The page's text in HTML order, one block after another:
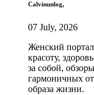
Calvinunlog,
07 July, 2026
Женский портал
красоту,
за собой,
гармоничных
образа жизни.